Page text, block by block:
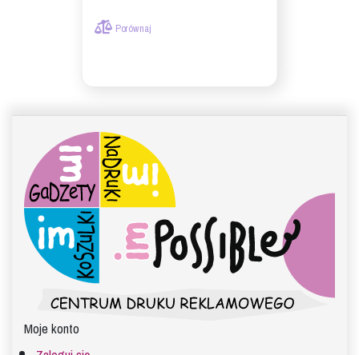
Porównaj
Moje konto